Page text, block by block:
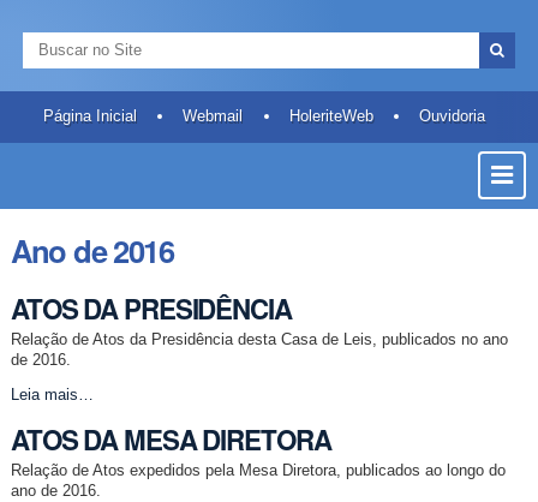
Busca
Avançada…
Página Inicial
Webmail HoleriteWeb Ouvidoria
ou
Ano de 2016
ATOS DA PRESIDÊNCIA
Relação de Atos da Presidência desta Casa de Leis, publicados no ano
de 2016.
ATOS
PRESIDÊNCIA
-
Leia mais…
ATOS DA MESA DIRETORA
Relação de Atos expedidos pela Mesa Diretora, publicados ao longo do
ano de 2016.